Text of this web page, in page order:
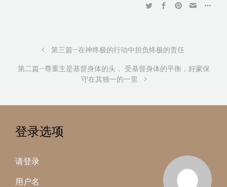
第三篇—在神终极的行动中担负终极的责任
第二篇—尊重主是基督身体的头， 受基督身体的平衡，好蒙保
守在其独一的一里
登录选项
请登录
用户名